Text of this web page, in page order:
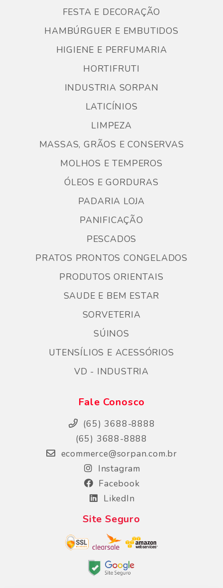
FESTA E DECORAÇÃO
HAMBÚRGUER E EMBUTIDOS
HIGIENE E PERFUMARIA
HORTIFRUTI
INDUSTRIA SORPAN
LATICÍNIOS
LIMPEZA
MASSAS, GRÃOS E CONSERVAS
MOLHOS E TEMPEROS
ÓLEOS E GORDURAS
PADARIA LOJA
PANIFICAÇÃO
PESCADOS
PRATOS PRONTOS CONGELADOS
PRODUTOS ORIENTAIS
SAUDE E BEM ESTAR
SORVETERIA
SÚINOS
UTENSÍLIOS E ACESSÓRIOS
VD - INDUSTRIA
Fale Conosco
(65) 3688-8888
(65) 3688-8888
ecommerce@sorpan.com.br
Instagram
Facebook
LikedIn
Site Seguro